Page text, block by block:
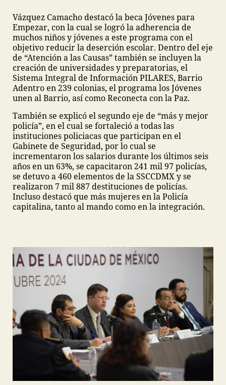
Vázquez Camacho destacó la beca Jóvenes para
Empezar, con la cual se logró la adherencia de
muchos niños y jóvenes a este programa con el
objetivo reducir la deserción escolar. Dentro del eje
de “Atención a las Causas” también se incluyen la
creación de universidades y preparatorias, el
Sistema Integral de Información PILARES, Barrio
Adentro en 239 colonias, el programa los Jóvenes
unen al Barrio, así como Reconecta con la Paz.
También se explicó el segundo eje de “más y mejor
policía”, en el cual se fortaleció a todas las
instituciones policiacas que participan en el
Gabinete de Seguridad, por lo cual se
incrementaron los salarios durante los últimos seis
años en un 63%, se capacitaron 241 mil 97 policías,
se detuvo a 460 elementos de la SSCCDMX y se
realizaron 7 mil 887 destituciones de policías.
Incluso destacó que más mujeres en la Policía
capitalina, tanto al mando como en la integración.